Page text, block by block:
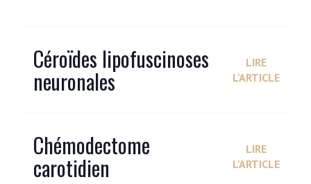
Céroïdes lipofuscinoses
neuronales
LIRE
L'ARTICLE
Chémodectome
carotidien
LIRE
L'ARTICLE